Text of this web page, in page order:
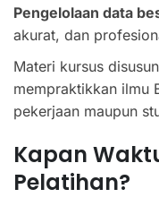
Pengelolaan data
akurat, dan
Materi kursus
mempraktikkan ilmu
pekerjaan maupun
Kapan
Pelatihan?